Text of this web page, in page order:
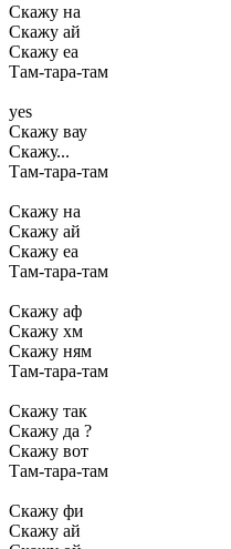
Скажу на
Скажу ай
Скажу еа
Там-тара-там
yes
Скажу вау
Скажу...
Там-тара-там
Скажу на
Скажу ай
Скажу еа
Там-тара-там
Скажу аф
Скажу хм
Скажу ням
Там-тара-там
Скажу так
Скажу да ?
Скажу вот
Там-тара-там
Скажу фи
Скажу ай